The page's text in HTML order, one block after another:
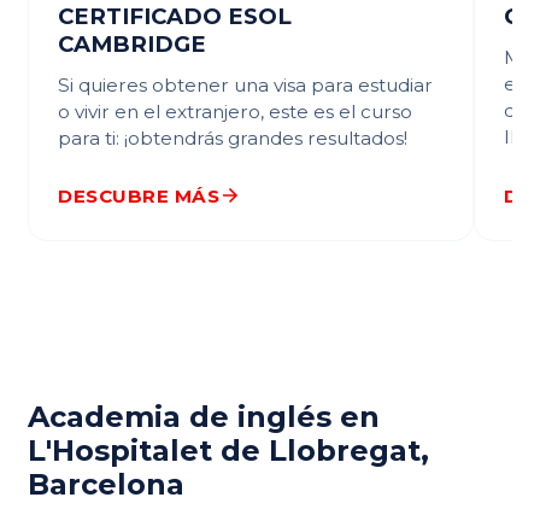
CERTIFICADO ESOL
CAMBRIDGE
Si quieres obtener una visa para estudiar
o vivir en el extranjero, este es el curso
para ti: ¡obtendrás grandes resultados!
DESCUBRE MÁS
de
Academia de inglés en
L'Hospitalet de Llobregat,
Barcelona